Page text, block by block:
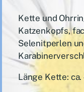
Kette und
Katzenkopfs,
Selenitperlen
Länge Kette: